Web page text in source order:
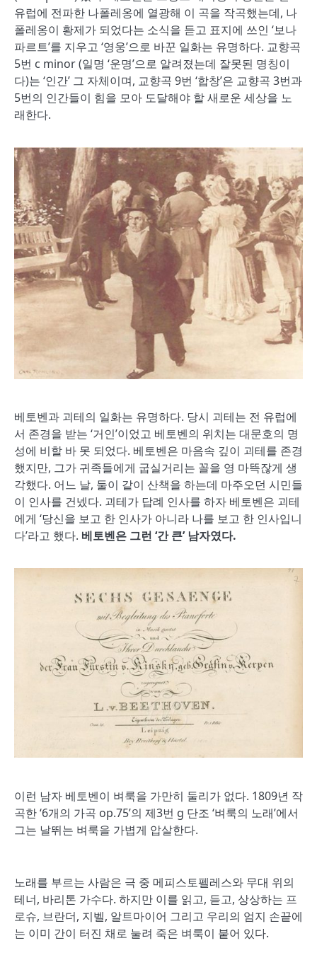
유럽에 전파한 나폴레옹에 열광해 이 곡을 작곡했는데, 나
폴레옹이 황제가 되었다는 소식을 듣고 표지에 쓰인 ‘보나
파르트’를 지우고 ‘영웅’으로 바꾼 일화는 유명하다. 교향곡
5번 c minor (일명 ‘운명’으로 알려졌는데 잘못된 명칭이
다)는 ‘인간’ 그 자체이며, 교향곡 9번 ‘합창’은 교향곡 3번과
5번의 인간들이 힘을 모아 도달해야 할 새로운 세상을 노
래한다.
베토벤과 괴테의 일화는 유명하다. 당시 괴테는 전 유럽에
서 존경을 받는 ‘거인’이었고 베토벤의 위치는 대문호의 명
성에 비할 바 못 되었다. 베토벤은 마음속 깊이 괴테를 존경
했지만, 그가 귀족들에게 굽실거리는 꼴을 영 마뜩잖게 생
각했다. 어느 날, 둘이 같이 산책을 하는데 마주오던 시민들
이 인사를 건넸다. 괴테가 답례 인사를 하자 베토벤은 괴테
에게 ‘당신을 보고 한 인사가 아니라 나를 보고 한 인사입니
다’라고 했다. 베토벤은 그런 ‘간 큰’ 남자였다.
이런 남자 베토벤이 벼룩을 가만히 둘리가 없다. 1809년 작
곡한 ‘6개의 가곡 op.75’의 제3번 g 단조 ‘벼룩의 노래’에서
그는 날뛰는 벼룩을 가볍게 압살한다.
노래를 부르는 사람은 극 중 메피스토펠레스와 무대 위의
테너, 바리톤 가수다. 하지만 이를 읽고, 듣고, 상상하는 프
로슈, 브란더, 지벨, 알트마이어 그리고 우리의 엄지 손끝에
는 이미 간이 터진 채로 눌려 죽은 벼룩이 붙어 있다.